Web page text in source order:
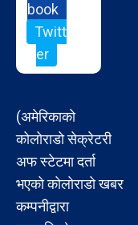
book
Twitt
er
(अमेरिकाको
कोलोराडो सेक्रेटरी
अफ स्टेटमा दर्ता
भएको कोलोराडो खबर
कम्पनीद्वारा